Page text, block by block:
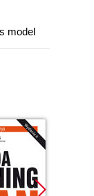
model